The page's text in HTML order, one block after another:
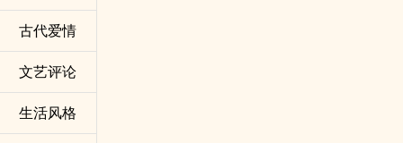
古代爱情
文艺评论
生活风格